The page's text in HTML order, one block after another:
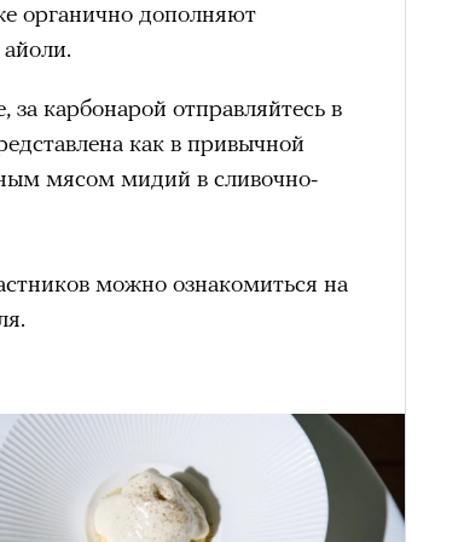
органично дополняют
за карбонарой отправляйтесь в
как в привычной
мясом мидий в сливочно-
можно ознакомиться на
EKONIKA
Уайтли, одни пользователи